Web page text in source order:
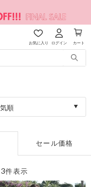
お気に入り ログイン カート
順
セール価格
件表示